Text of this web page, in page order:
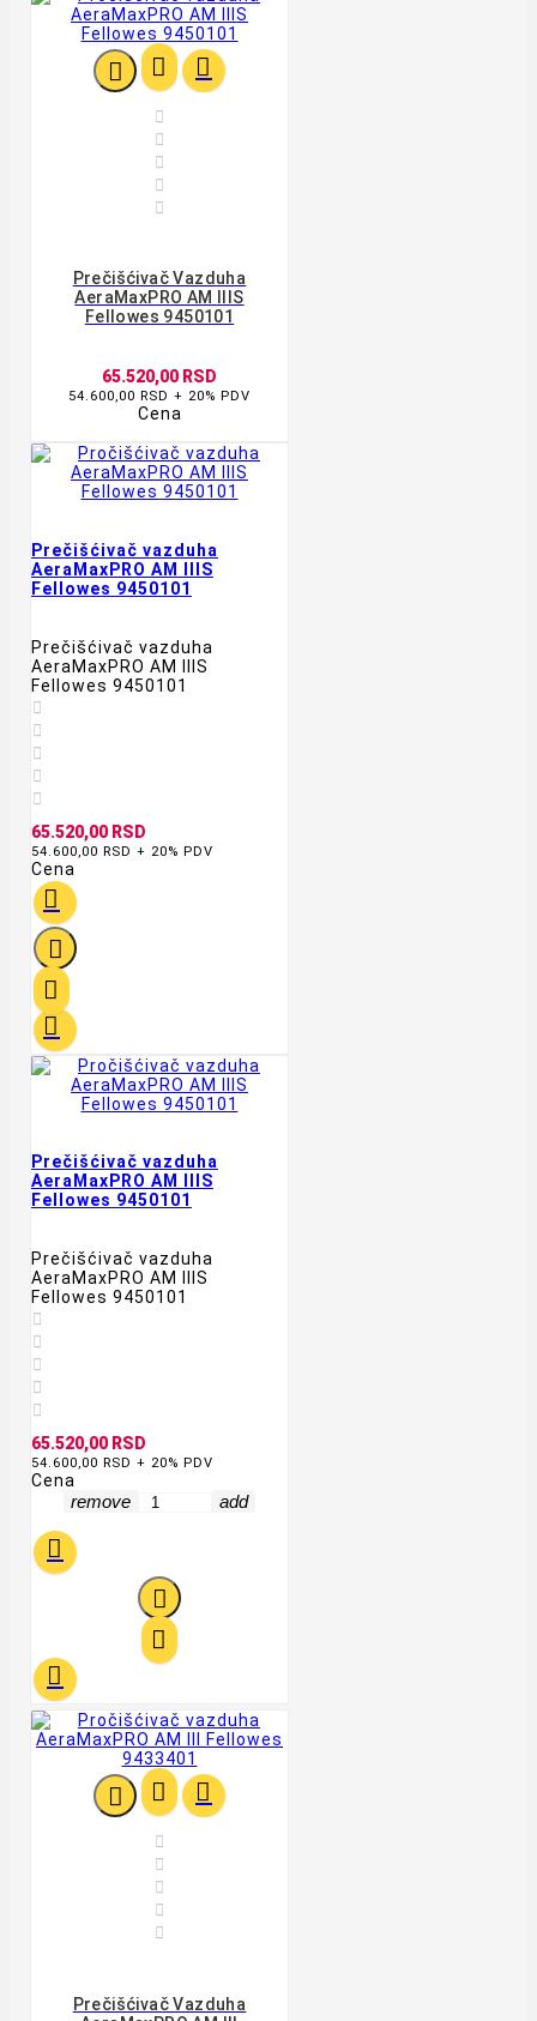
  





Prečišćivač Vazduha
AeraMaxPRO AM IIIS
Fellowes 9450101
65.520,00 RSD
54.600,00 RSD + 20% PDV
Cena
Prečišćivač vazduha
AeraMaxPRO AM IIIS
Fellowes 9450101
Prečišćivač vazduha
AeraMaxPRO AM IIIS
Fellowes 9450101





65.520,00 RSD
54.600,00 RSD + 20% PDV
Cena




Prečišćivač vazduha
AeraMaxPRO AM IIIS
Fellowes 9450101
Prečišćivač vazduha
AeraMaxPRO AM IIIS
Fellowes 9450101





65.520,00 RSD
54.600,00 RSD + 20% PDV
Cena
remove add




  





Prečišćivač Vazduha